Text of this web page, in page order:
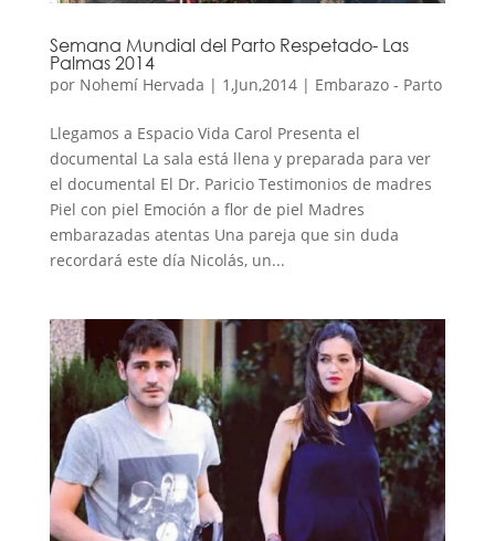
Semana Mundial del Parto Respetado- Las
Palmas 2014
por Nohemí Hervada | 1,Jun,2014| Embarazo - Parto
Llegamos a Espacio Vida Carol Presenta el
documental La sala está llena y preparada para ver
el documental El Dr. Paricio Testimonios de madres
Piel con piel Emoción a flor de piel Madres
embarazadas atentas Una pareja que sin duda
recordará este día Nicolás, un...